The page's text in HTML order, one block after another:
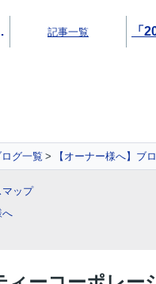
しました」 記事一覧
ログ一覧 【オーナー様へ】ブ
マップ
へ